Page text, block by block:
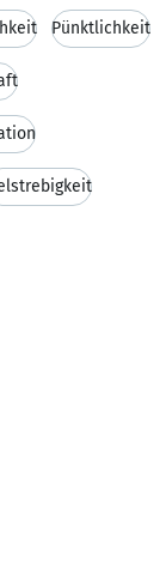
Pünktlichkeit